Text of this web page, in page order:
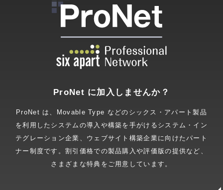
ProNet に加入しませんか？
ProNet は、Movable Type などのシックス・アパート製品
を利用したシステムの導入や構築を手がけるシステム・イン
テグレーション企業、ウェブサイト構築企業に向けたパート
ナー制度です。割引価格での製品購入や評価版の提供など、
さまざまな特典をご用意しています。